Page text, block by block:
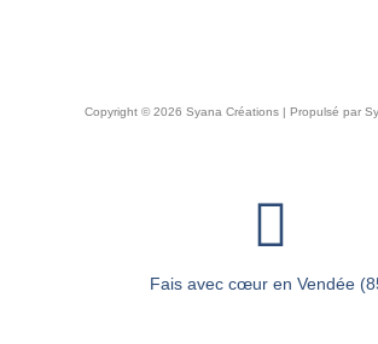
Copyright © 2026 Syana Créations | Propulsé par
Fais avec cœur en Vendée